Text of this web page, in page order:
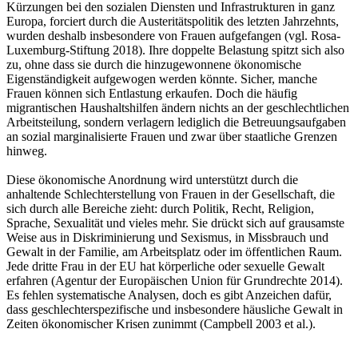
Kürzungen bei den sozialen Diensten und Infrastrukturen in ganz
Europa, forciert durch die Austeritätspolitik des letzten Jahrzehnts,
wurden deshalb insbesondere von Frauen aufgefangen (vgl. Rosa-
Luxemburg-Stiftung 2018). Ihre doppelte Belastung spitzt sich also
zu, ohne dass sie durch die hinzugewonnene ökonomische
Eigenständigkeit aufgewogen werden könnte. Sicher, manche
Frauen können sich Entlastung erkaufen. Doch die häufig
migrantischen Haushaltshilfen ändern nichts an der geschlechtlichen
Arbeitsteilung, sondern verlagern lediglich die Betreuungsaufgaben
an sozial marginalisierte Frauen und zwar über staatliche Grenzen
hinweg.
Diese ökonomische Anordnung wird unterstützt durch die
anhaltende Schlechterstellung von Frauen in der Gesellschaft, die
sich durch alle Bereiche zieht: durch Politik, Recht, Religion,
Sprache, Sexualität und vieles mehr. Sie drückt sich auf grausamste
Weise aus in Diskriminierung und Sexismus, in Missbrauch und
Gewalt in der Familie, am Arbeitsplatz oder im öffentlichen Raum.
Jede dritte Frau in der EU hat körperliche oder sexuelle Gewalt
erfahren (Agentur der Europäischen Union für Grundrechte 2014).
Es fehlen systematische Analysen, doch es gibt Anzeichen dafür,
dass geschlechterspezifische und insbesondere häusliche Gewalt in
Zeiten ökonomischer Krisen zunimmt (Campbell 2003 et al.).